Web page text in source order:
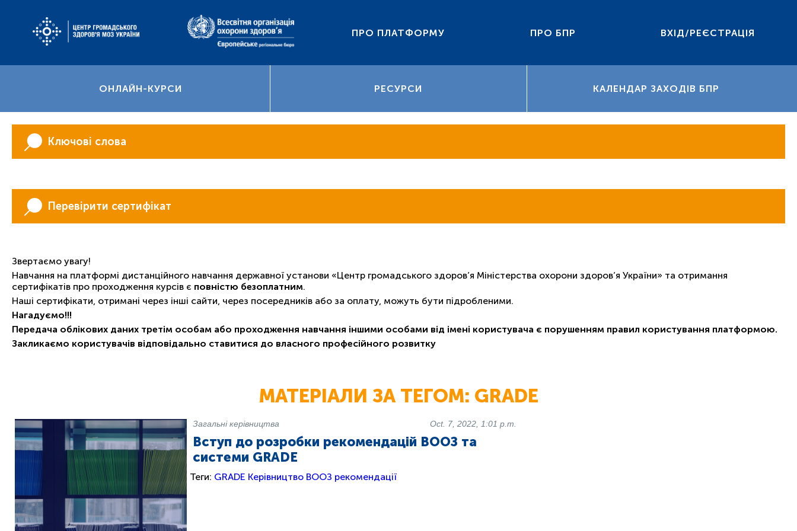
ПРО ПЛАТФОРМУ ПРО БПР ВХІД/РЕЄСТРАЦІЯ
ОНЛАЙН-КУРСИ РЕСУРСИ КАЛЕНДАР ЗАХОДІВ БПР
Ключові слова
Перевірити сертифікат
Звертаємо увагу!
Навчання на платформі дистанційного навчання державної установи «Центр громадського здоров’я Міністерства охорони здоров’я України» та отримання
сертифікатів про проходження курсів є повністю безоплатним.
Наші сертифікати, отримані через інші сайти, через посередників або за оплату, можуть бути підробленими.
Нагадуємо!!!
Передача облікових даних третім особам або проходження навчання іншими особами від імені користувача є порушенням правил користування платформою.
Закликаємо користувачів відповідально ставитися до власного професійного розвитку
МАТЕРІАЛИ ЗА ТЕГОМ: GRADE
Загальні керівництва Oct. 7, 2022, 1:01 p.m.
Вступ до розробки рекомендацій ВООЗ та
системи GRADE
Теги: GRADE Керівництво ВООЗ рекомендації